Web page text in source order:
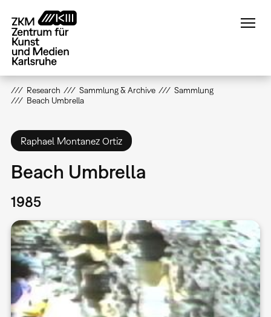
zum
Inhalt
Research Sammlung & Archive
Sammlung
Beach Umbrella
Raphael Montanez Ortiz
Beach Umbrella
1985